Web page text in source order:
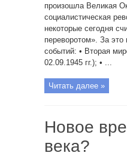
произошла Великая
социалистическая
некоторые сегодня
переворотом». За
событий: • Вторая
02.09.1945 гг.); • ...
Читать далее »
Новое
века?